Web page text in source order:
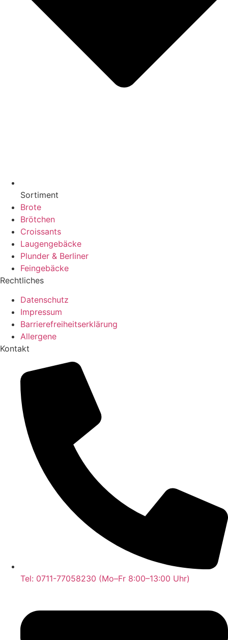
Sortiment
Brote
Brötchen
Croissants
Laugengebäcke
Plunder & Berliner
Feingebäcke
Rechtliches
Datenschutz
Impressum
Barrierefreiheitserklärung
Allergene
Kontakt
Tel: 0711-77058230 (Mo–Fr 8:00–13:00 Uhr)